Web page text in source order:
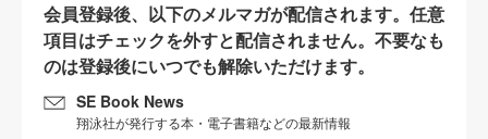
会員登録後、以下のメルマガが配信されます。任意
項目はチェックを外すと配信されません。不要なも
のは登録後にいつでも解除いただけます。
SE Book News
翔泳社が発行する本・電子書籍などの最新情報